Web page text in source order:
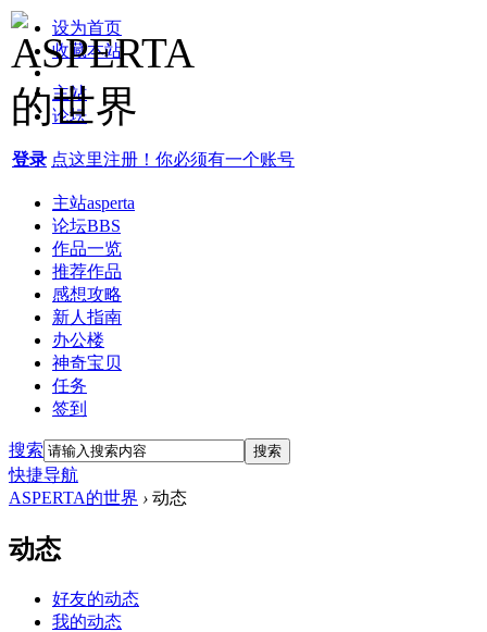
设为首页
收藏本站
主站
论坛
登录 点这里注册！你必须有一个账号
主站asperta
论坛BBS
作品一览
推荐作品
感想攻略
新人指南
办公楼
神奇宝贝
任务
签到
搜索 搜索
快捷导航
ASPERTA的世界 › 动态
动态
好友的动态
我的动态